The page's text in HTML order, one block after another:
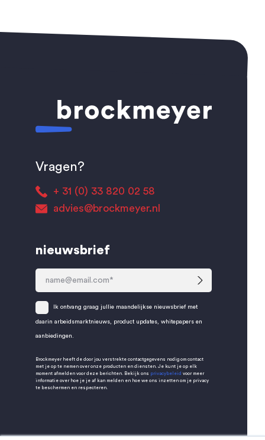
Vragen?
+ 31 (0) 33 820 02 58
advies@brockmeyer.nl
nieuwsbrief
Ik ontvang graag jullie maandelijkse nieuwsbrief met
daarin arbeidsmarktnieuws, product updates, whitepapers en
aanbiedingen.
Brockmeyer heeft de door jou verstrekte contactgegevens nodig om contact
met je op te nemen over onze producten en diensten. Je kunt je op elk
moment afmelden voor deze berichten. Bekijk ons privacybeleid voor meer
informatie over hoe je je af kan melden en hoe we ons inzetten om je privacy
te beschermen en respecteren.